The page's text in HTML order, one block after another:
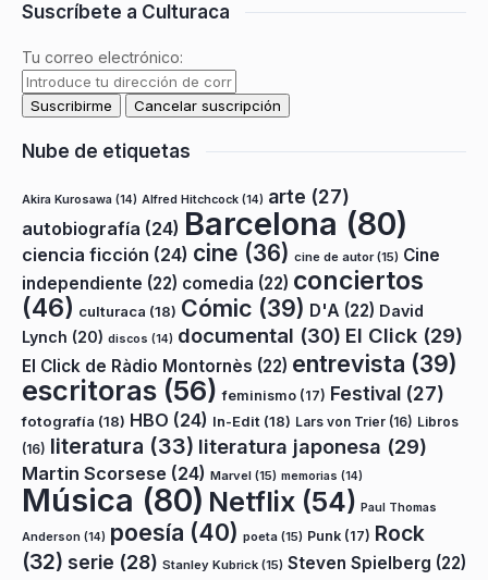
Suscríbete a Culturaca
Tu correo electrónico:
Nube de etiquetas
Akira Kurosawa (14) Alfred Hitchcock (14) arte (27)
autobiografía (24) Barcelona (80)
ciencia ficción (24) cine (36) cine de autor(15) Cine
independiente (22) comedia (22) conciertos
(46) culturaca (18) Cómic (39) D'A (22) David
Lynch (20) discos (14) documental (30) El Click (29)
El Click de Ràdio Montornès (22) entrevista (39)
escritoras (56) feminismo (17) Festival (27)
fotografía (18) HBO (24) In-Edit (18) Lars von Trier (16) Libros
(16) literatura (33) literatura japonesa (29)
Martin Scorsese (24) Marvel (15) memorias (14)
Música (80) Netflix (54) Paul Thomas
Anderson (14) poesía (40) poeta (15) Punk (17) Rock
(32) serie (28) Stanley Kubrick (15) Steven Spielberg (22)